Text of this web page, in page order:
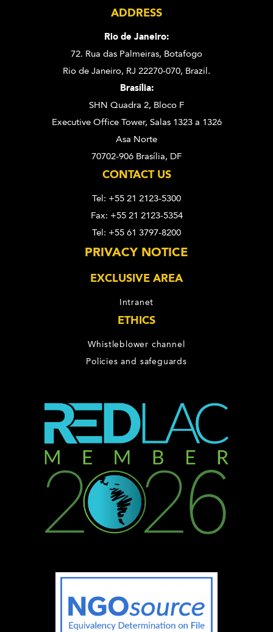
ADDRESS
Rio de Janeiro:
72. Rua das Palmeiras, Botafogo
Rio de Janeiro, RJ 22270-070, Brazil.
Brasília:
SHN Quadra 2, Bloco F
Executive Office Tower, Salas 1323 a 1326
Asa Norte
70702-906 Brasília, DF
CONTACT US
Tel: +55 21 2123-5300
Fax: +55 21 2123-5354
Tel: +55 61 3797-8200
PRIVACY NOTICE
EXCLUSIVE AREA
Intranet
ETHICS
Whistleblower channel
Policies and safeguards